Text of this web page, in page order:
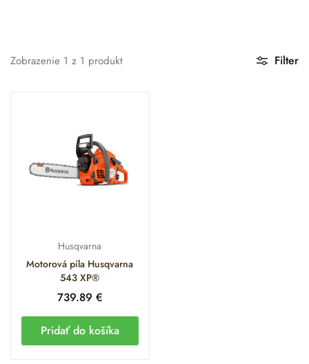
Filter
Zobrazenie 1 z 1 produkt
Husqvarna
Motorová píla Husqvarna
543 XP®
739.89 €
Pridať do košíka